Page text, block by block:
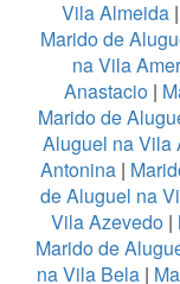
Vila Almeida |
Marido de
na Vila
Anastacio |
Marido de
Aluguel na Vila
Antonina |
de Aluguel na
Vila Azevedo|
Marido de
na Vila Bela |